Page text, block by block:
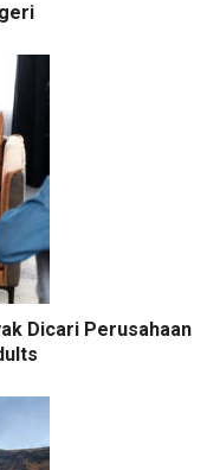
Dicari Perusahaan